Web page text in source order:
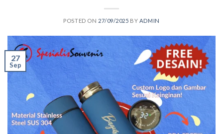
POSTED ON 27/09/2025 BY ADMIN
27
Sep